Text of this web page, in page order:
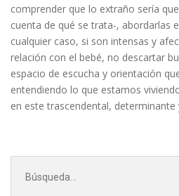
comprender que lo extraño sería
cuenta de qué se trata-, abordarlas
cualquier caso, si son intensas y
relación con el bebé, no descartar
espacio de escucha y orientación
entendiendo lo que estamos
en este trascendental,